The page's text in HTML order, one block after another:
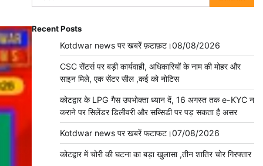
for:
Recent Posts
Kotdwar news पर खबरें फ़टाफ़ट।08/08/2026
CSC सेंटर्स पर बड़ी कार्यवाही, अधिकारियों के नाम की मोहर और
साइन मिले, एक सेंटर सील ,कई को नोटिस
कोटद्वार के LPG गैस उपभोक्ता ध्यान दें, 16 अगस्त तक e-KYC न
कराने पर सिलेंडर डिलीवरी और सब्सिडी पर पड़ सकता है असर
Kotdwar news पर खबरें फटाफट।07/08/2026
कोटद्वार में चोरी की घटना का बड़ा खुलासा ,तीन शातिर चोर गिरफ्तार